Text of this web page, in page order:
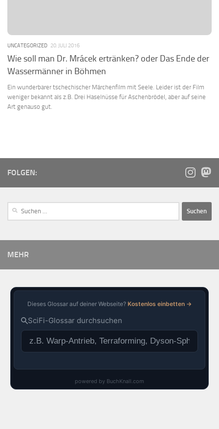
UNCATEGORIZED 20. JULI 2016
Wie soll man Dr. Mrácek ertränken? oder Das Ende der
Wassermänner in Böhmen
Ein wunderbarer tschechischer Märchenfilm mit Seele. Leider ist der Film
weniger bekannt als z.B. Drei Haselnüsse für Aschenbrödel, aber auf seine
Art genauso gut.
FOLGEN:
MEHR